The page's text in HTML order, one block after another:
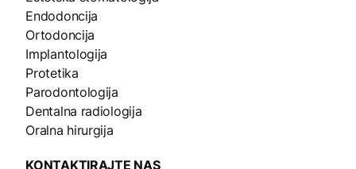
Endodoncija
Ortodoncija
Implantologija
Protetika
Parodontologija
Dentalna radiologija
Oralna hirurgija
KONTAKTIRAJTE NAS